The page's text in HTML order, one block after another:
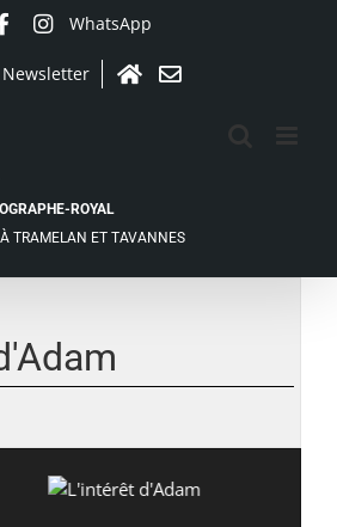
WhatsApp
Newsletter
Contact
ROYAL
TRAMELAN ET TAVANNES